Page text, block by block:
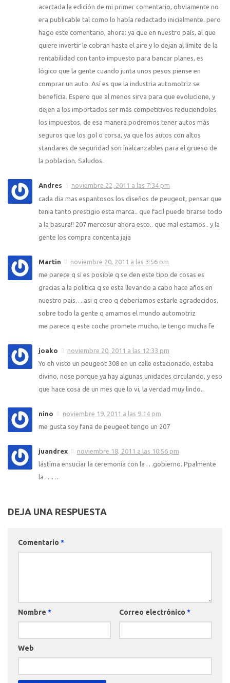
acertada la edición de mi primer comentario, obviamente no
era publicable tal como lo había redactado inicialmente. pero
hago este comentario, ahora: ya que en nuestro país, al que
quiere invertir le cobran hasta el aire y lo dejan al límite de la
rentabilidad con tanto impuesto para bancar planes, es
lógico que la gente cuando junta unos pesos piense en
comprar un auto. Así es que la industria automotriz se
beneficia. Espero que al menos sirva para que evolucione, y
dejen a los importados ser más competitivos reduciendoles
los impuestos, de esa manera podremos tener autos más
seguros que los gol o corsa, ya que los autos con altos
standares de seguridad son inalcanzables para el grueso de
la poblacion. Saludos.
Andres
noviembre 22, 2011 a las 7:34 pm
cada dia mas espantosos los diseños de peugeot, pensar que
tenia tanto prestigio esta marca.. que facil puede tirarse todo
a la basura!! 207 mercosur ahora esto.. que mal estamos.. y la
gente los compra contenta jaja
Martin
noviembre 20, 2011 a las 3:56 pm
me parece q si es posible q se den este tipo de cosas es
gracias a la politica q se esta llevando a cabo hace años en
nuestro pais….asi q creo q deberiamos estarle agradecidos,
sobre todo la gente q amamos el mundo automotriz
me parece q este coche promete mucho, le tengo mucha fe
joako
noviembre 20, 2011 a las 12:33 pm
Yo eh visto un peugeot 308 en un calle estacionado, estaba
divino, nose porque ya hay algunas unidades circulando, y eso
que hace cosa de un mes que lo vi, la verdad muy lindo..
nino
noviembre 19, 2011 a las 9:14 pm
me gusta soy fana de peugeot tengo un 207
juandrex
noviembre 18, 2011 a las 10:56 pm
lástima ensuciar la ceremonia con la …gobierno. Ppalmente
la ……
DEJA UNA RESPUESTA
Comentario *
Nombre * Correo electrónico *
Web